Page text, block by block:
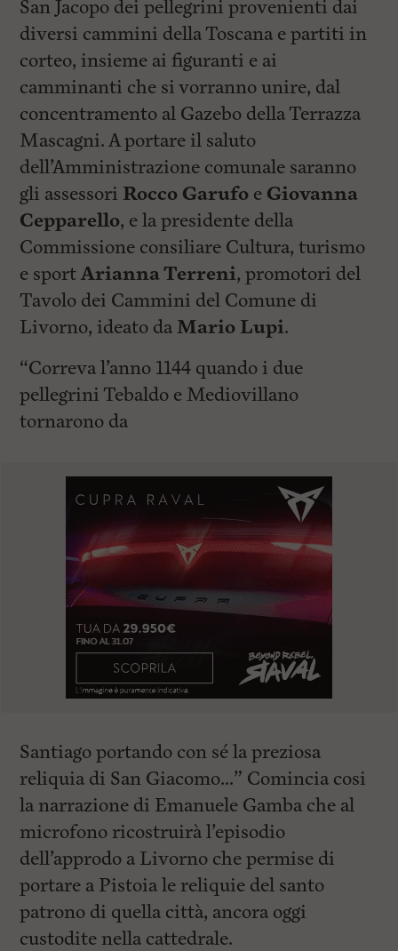
San Jacopo dei pellegrini provenienti dai
diversi cammini della Toscana e partiti in
corteo, insieme ai figuranti e ai
camminanti che si vorranno unire, dal
concentramento al Gazebo della Terrazza
Mascagni. A portare il saluto
dell’Amministrazione comunale saranno
gli assessori Rocco Garufo e Giovanna
Cepparello, e la presidente della
Commissione consiliare Cultura, turismo
e sportArianna Terreni, promotori del
Tavolo dei Cammini del Comune di
Livorno, ideato daMario Lupi.
“Correva l’anno 1144 quando i due
pellegrini Tebaldo e Mediovillano
tornarono da
Santiago portando con sé la preziosa
reliquia di San Giacomo…” Comincia cosi
la narrazione di Emanuele Gamba che al
microfono ricostruirà l’episodio
dell’approdo a Livorno che permise di
portare a Pistoia le reliquie del santo
patrono di quella città, ancora oggi
custodite nella cattedrale.